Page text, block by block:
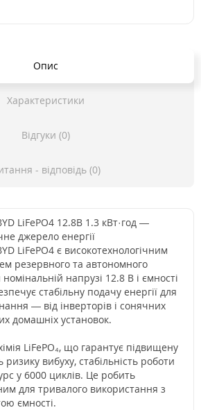
Опис
Характеристики
Відгуки (0)
- відповідь (0)
LiFePO4 12.8В 1.3 кВт·год —
джерело енергії
LiFePO4 є високотехнологічним
резервного та автономного
напрузі 12.8 В і ємності
стабільну подачу енергії для
— від інверторів і сонячних
домашніх установок.
LiFePO₄, що гарантує підвищену
ризику вибуху, стабільність роботи
у 6000 циклів. Це робить
для тривалого використання з
ємності.